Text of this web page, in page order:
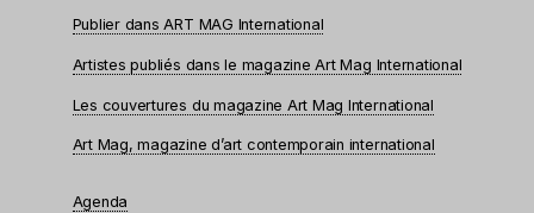
Publier dans ART MAG International
Artistes publiés dans le magazine Art Mag International
Les couvertures du magazine Art Mag International
Art Mag, magazine d’art contemporain international
Agenda